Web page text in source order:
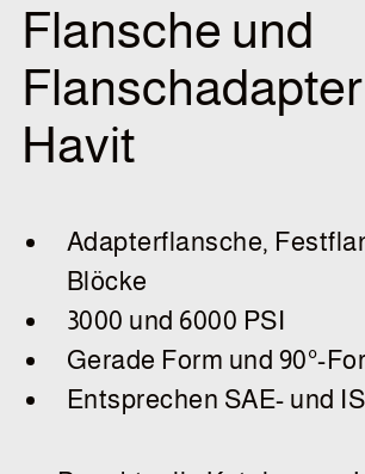
Flansche und
Havit
Adapterflansche,
Blöcke
3000 und 6000 PSI
Gerade Form und 90°-
Entsprechen SAE- und